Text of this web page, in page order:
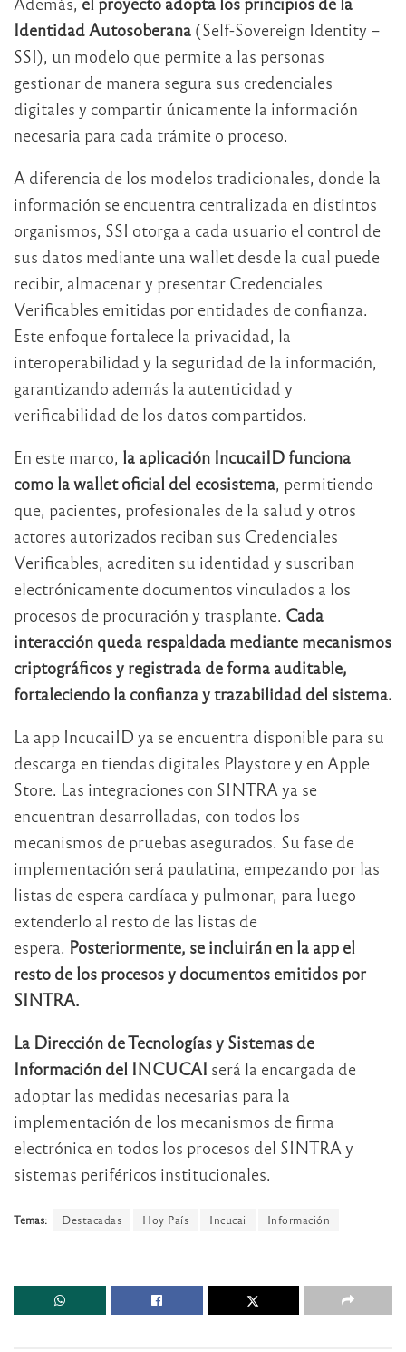
Identidad Autosoberana (Self-Sovereign Identity –
SSI), un modelo que permite a las personas
gestionar de manera segura sus credenciales
digitales y compartir únicamente la información
necesaria para cada trámite o proceso.
A diferencia de los modelos tradicionales, donde la
información se encuentra centralizada en distintos
organismos, SSI otorga a cada usuario el control de
sus datos mediante una wallet desde la cual puede
recibir, almacenar y presentar Credenciales
Verificables emitidas por entidades de confianza.
Este enfoque fortalece la privacidad, la
interoperabilidad y la seguridad de la información,
garantizando además la autenticidad y
verificabilidad de los datos compartidos.
En este marco, la aplicación IncucaiID funciona
como la wallet oficial del ecosistema, permitiendo
que, pacientes, profesionales de la salud y otros
actores autorizados reciban sus Credenciales
Verificables, acrediten su identidad y suscriban
electrónicamente documentos vinculados a los
procesos de procuración y trasplante. Cada
interacción queda respaldada mediante mecanismos
criptográficos y registrada de forma auditable,
fortaleciendo la confianza y trazabilidad del sistema.
La app IncucaiID ya se encuentra disponible para su
descarga en tiendas digitales Playstore y en Apple
Store. Las integraciones con SINTRA ya se
encuentran desarrolladas, con todos los
mecanismos de pruebas asegurados. Su fase de
implementación será paulatina, empezando por las
listas de espera cardíaca y pulmonar, para luego
extenderlo al resto de las listas de
espera. Posteriormente, se incluirán en la app el
resto de los procesos y documentos emitidos por
SINTRA.
La Dirección de Tecnologías y Sistemas de
Información del INCUCAI será la encargada de
adoptar las medidas necesarias para la
implementación de los mecanismos de firma
electrónica en todos los procesos del SINTRA y
sistemas periféricos institucionales.
Temas: Destacadas Hoy País Incucai Información